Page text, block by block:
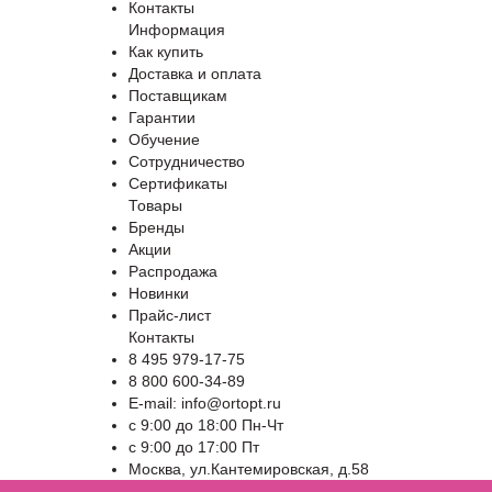
Контакты
Информация
Как купить
Доставка и оплата
Поставщикам
Гарантии
Обучение
Сотрудничество
Сертификаты
Товары
Бренды
Акции
Распродажа
Новинки
Прайс-лист
Контакты
8 495 979-17-75
8 800 600-34-89
E-mail: info@ortopt.ru
c 9:00 до 18:00 Пн-Чт
c 9:00 до 17:00 Пт
Москва, ул.Кантемировская, д.58